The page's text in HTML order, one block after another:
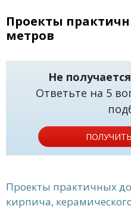
Проекты
метров
Не
Ответьте на 5
Проекты практичных
кирпича,